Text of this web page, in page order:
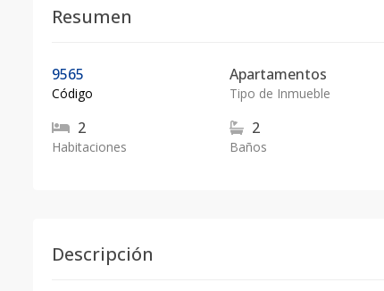
Resumen
9565
Código
Apartamentos
Tipo de Inmueble
2
Habitaciones
2
Baños
Descripción